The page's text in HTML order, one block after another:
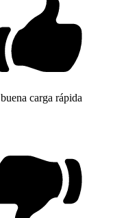
carga rápida